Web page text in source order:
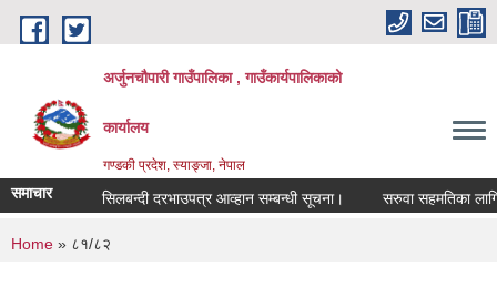
Skip to main content
अर्जुनचौपारी गाउँपालिका , गाउँकार्यपालिकाको
कार्यालय
गण्डकी प्रदेश, स्याङ्जा, नेपाल
समाचार सिलबन्दी दरभाउपत्र आव्हान सम्बन्धी सूचना। सरुवा सहमतिका लागि
You are here
Home » ८१/८२